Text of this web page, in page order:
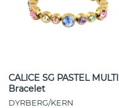
CALICE SG PASTEL MULTI
Bracelet
DYRBERG/KERN